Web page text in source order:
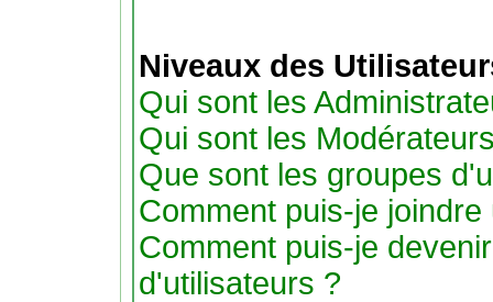
Niveaux des
Qui sont les
Qui sont les
Que sont les groupes
Comment puis-je
Comment puis-je
d'utilisateurs ?